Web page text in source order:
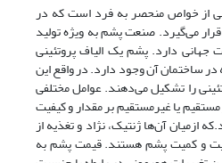
از خواص منحصر به‌ فرد است که در
می‌گیرد. صنعت پشم به ‌ویژه تولید
دارد. پشم یک الیاف پروتئینی
اسیدآمینه در ساختمان آن وجود دارد. در واقع این
را تشکیل می‌دهند. عوامل مختلفی
یا غیرمستقیم بر مقدار و کیفیت
ازمیان آن‌ها ژنتیک، نژاد و تغذیه از
و کمیت پشم هستند. قیمت پشم به